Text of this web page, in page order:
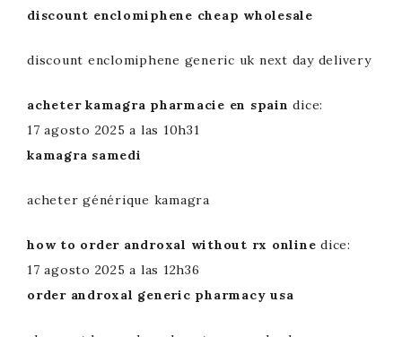
discount enclomiphene cheap wholesale
discount enclomiphene generic uk next day delivery
acheter kamagra pharmacie en spain dice:
17 agosto 2025 a las 10h31
kamagra samedi
acheter générique kamagra
how to order androxal without rx online dice:
17 agosto 2025 a las 12h36
order androxal generic pharmacy usa